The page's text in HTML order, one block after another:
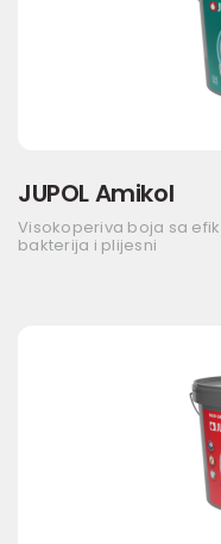
JUPOL Amikol
Visokoperiva boja sa
bakterija i plijesni